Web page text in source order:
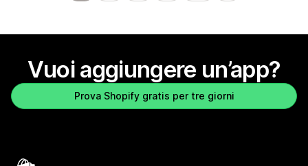
Vuoi aggiungere un’app?
Prova Shopify gratis per tre giorni